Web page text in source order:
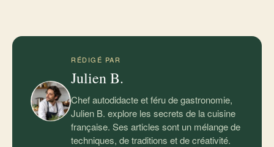
RÉDIGÉ PAR
Julien B.
Chef autodidacte et féru de gastronomie,
Julien B. explore les secrets de la cuisine
française. Ses articles sont un mélange de
techniques, de traditions et de créativité.